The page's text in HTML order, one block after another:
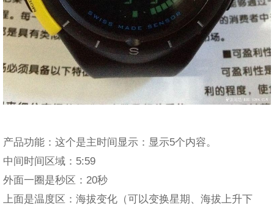
产品功能：这个是主时间显示：显示5个内容。
中间时间区域：5:59
外面一圈是秒区：20秒
上面是温度区：海拔变化（可以变换星期、海拔上升下